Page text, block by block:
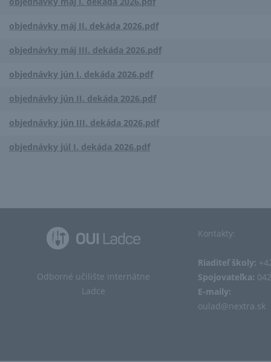
objednávky máj II. dekáda 2026.pdf
objednávky máj III. dekáda 2026.pdf
objednávky jún I. dekáda 2026.pdf
objednávky jún II. dekáda 2026.pdf
objednávky jún III. dekáda 2026.pdf
objednávky júl I. dekáda 2026.pdf
Odborné učilište internátne
Ladce
Kontakty:
Riaditeľ školy:
Spojovateľka:
E-maily:
oulad@nextra.sk​